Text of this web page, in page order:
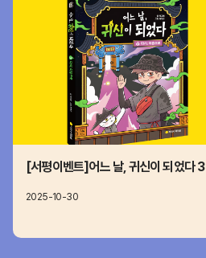
[서평이벤트]어느 날, 귀신이 되었다 3
2025-10-30